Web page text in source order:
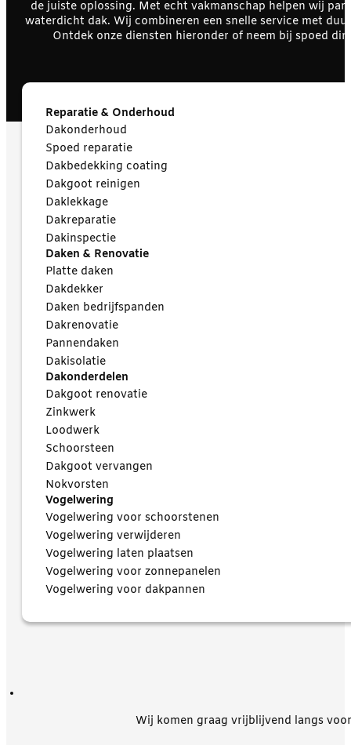
de juiste oplossing. Met echt vakmanschap helpen wij
waterdicht dak. Wij combineren een snelle service met
Ontdek onze diensten hieronder of neem bij spoed
Reparatie & Onderhoud
Dakonderhoud
Spoed reparatie
Dakbedekking coating
Dakgoot reinigen
Daklekkage
Dakreparatie
Dakinspectie
Daken & Renovatie
Platte daken
Dakdekker
Daken bedrijfspanden
Dakrenovatie
Pannendaken
Dakisolatie
Dakonderdelen
Dakgoot renovatie
Zinkwerk
Loodwerk
Schoorsteen
Dakgoot vervangen
Nokvorsten
Vogelwering
Vogelwering voor schoorstenen
Vogelwering verwijderen
Vogelwering laten plaatsen
Vogelwering voor zonnepanelen
Vogelwering voor dakpannen
Wij komen graag vrijblijvend langs